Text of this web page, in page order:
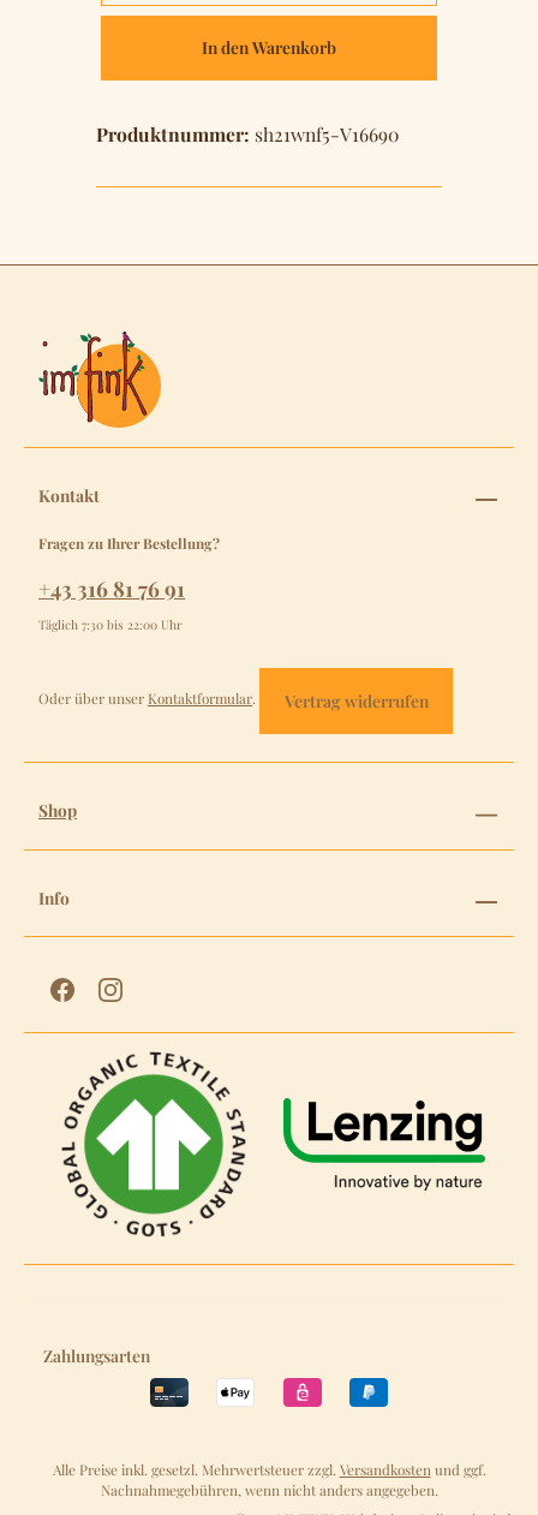
In den Warenkorb
Produktnummer: sh21wnf5-V16690
Kontakt
Fragen zu Ihrer Bestellung?
+43 316 81 76 91
Täglich 7:30 bis 22:00 Uhr
Oder über unser Kontaktformular. Vertrag widerrufen
Shop
Info
Zahlungsarten
Alle Preise inkl. gesetzl. Mehrwertsteuer zzgl. Versandkosten und ggf.
Nachnahmegebühren, wenn nicht anders angegeben.